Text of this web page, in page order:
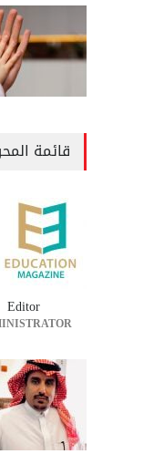
قائمة
Editor